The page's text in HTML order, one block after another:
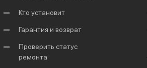
Кто установит
Гарантия и возврат
Проверить статус
ремонта